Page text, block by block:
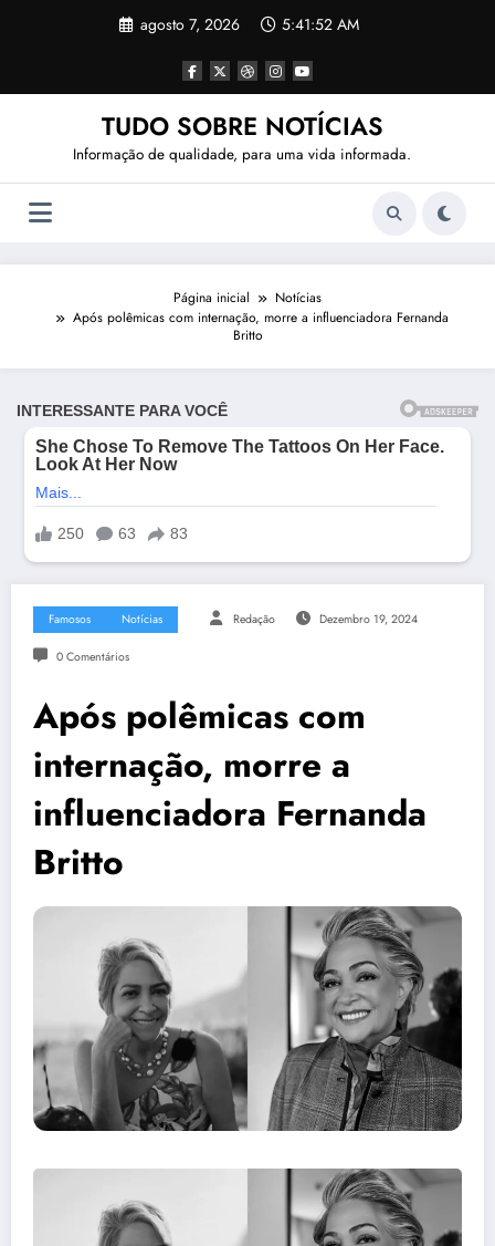
agosto 7, 2026 5:41:54 AM
TUDO SOBRE NOTÍCIAS
Informação de qualidade, para uma vida informada.
Página inicial
Notícias
Após polêmicas com internação, morre a influenciadora Fernanda
Britto
Famosos Notícias Redação Dezembro 19, 2024
0 Comentários
Após polêmicas com
internação, morre a
influenciadora Fernanda
Britto